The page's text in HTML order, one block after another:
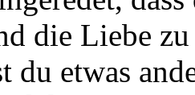
die Liebe
du etwas